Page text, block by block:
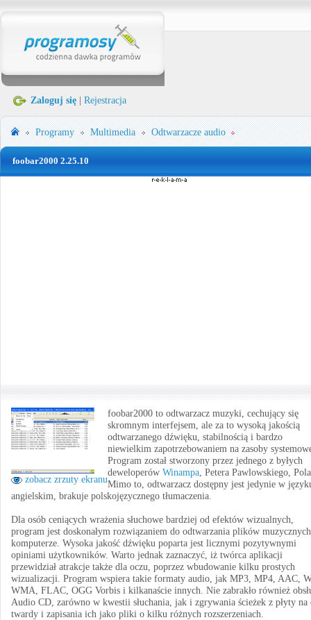
Zaloguj się Rejestracja
Programy Multimedia Odtwarzacze audio
foobar2000 2.25.10
zobacz zrzuty ekranu
foobar2000 to odtwarzacz muzyki, cechujący się
skromnym interfejsem, ale za to wysoką jakością
odtwarzanego dźwięku, stabilnością i bardzo
niewielkim zapotrzebowaniem na zasoby
Program został stworzony przez jednego z byłych
deweloperów Winampa, Petera Pawlowskiego,
Mimo to, odtwarzacz dostępny jest jedynie w
angielskim, brakuje polskojęzycznego tłumaczenia.
Dla osób ceniących wrażenia słuchowe bardziej od efektów wizualnych,
program jest doskonałym rozwiązaniem do odtwarzania plików
komputerze. Wysoka jakość dźwięku poparta jest licznymi pozytywnymi
opiniami użytkowników. Warto jednak zaznaczyć, iż twórca aplikacji
przewidział atrakcje także dla oczu, poprzez wbudowanie kilku prostych
wizualizacji. Program wspiera takie formaty audio, jak MP3, MP4, AAC,
WMA, FLAC, OGG Vorbis i kilkanaście innych. Nie zabrakło również
Audio CD, zarówno w kwestii słuchania, jak i zgrywania ścieżek z płyty na
twardy i zapisania ich jako pliki o kilku różnych rozszerzeniach.